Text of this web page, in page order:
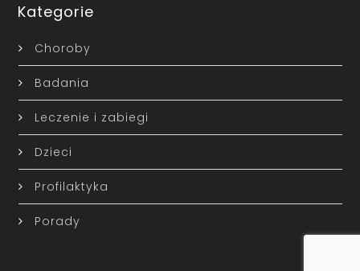
Kategorie
Choroby
Badania
Leczenie i zabiegi
Dzieci
Profilaktyka
Porady